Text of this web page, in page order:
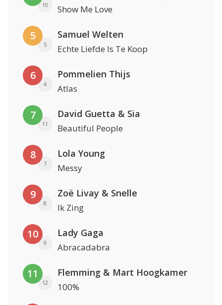
10 Show Me Love
5
5
Samuel Welten
Echte Liefde Is Te Koop
6
4
Pommelien Thijs
Atlas
7
11
David Guetta & Sia
Beautiful People
8
7
Lola Young
Messy
9
8
Zoë Livay & Snelle
Ik Zing
10
9
Lady Gaga
Abracadabra
11
12
Flemming & Mart Hoogkamer
100%